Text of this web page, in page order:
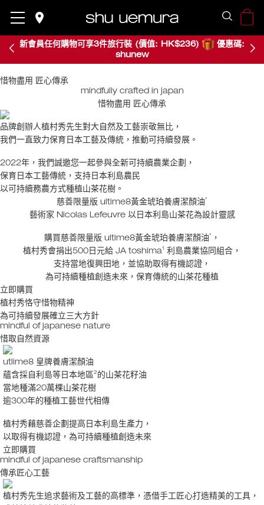
place
place
新會員任何購物可享3件旅行裝 (價值: HK$236)
優惠碼:
shunew
惜物盡用 匠心傳承
mindfully crafted in japan
惜物盡用 匠心傳承
品牌創辦人植村秀先生對大自然及工藝崇敬無比，
我們一直致力保育日本工藝及傳統，推動可持續發展。
2022年，我們誠邀您一起參與全新可持續農業企劃，
保育日本工藝傳統，支持日本利島農民
以可持續務農方式種植山茶花樹。
慈善限量版 ultime8黃金琥珀養膚潔顏油 *
藝術家 Nicolas Lefeuvre 以日本利島山茶花為設計靈感
購買慈善限量版 ultime8黃金琥珀養膚潔顏油 *
，
植村秀會捐出500日元給 JA toshima1
利島農業協同組合，
支持當地復興田地，並協助取得有機認證，
為可持續種植創造未來，保育傳統的山茶花種植
立即購買
植村秀恪守惜物精神
為可持續發展確立三大方針
mindful of japanese nature
惜取自然資源
utlime8 皇牌養膚潔顏油
蘊含採自利島等日本地區2 的山茶花籽油
當地種滿20萬棵山茶花樹
逾300年的種植工藝世代相傳
植村秀藉慈善企劃提高日本利島生產力，
以取得有機認證，為可持續種植創造未來
立即購買
mindful of japanese craftsmanship
傳承匠心工藝
植村秀先生追求藝術及工藝的高標準，憑借手工匠心打造精美的工具，